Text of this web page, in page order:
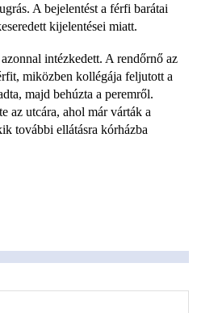
A bejelentést a férfi barátai
kijelentései miatt.
intézkedett. A rendőrnő az
miközben kollégája feljutott a
majd behúzta a peremről.
az utcára, ahol már várták a
további ellátásra kórházba